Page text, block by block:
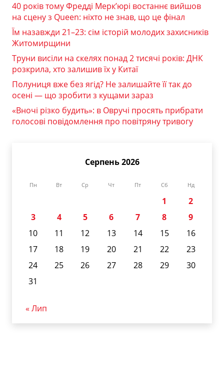
40 років тому Фредді Мерк’юрі востаннє вийшов
на сцену з Queen: ніхто не знав, що це фінал
Їм назавжди 21–23: сім історій молодих захисників
Житомирщини
Труни висіли на скелях понад 2 тисячі років: ДНК
розкрила, хто залишив їх у Китаї
Полуниця вже без ягід? Не залишайте її так до
осені — що зробити з кущами зараз
«Вночі різко будить»: в Овручі просять прибрати
голосові повідомлення про повітряну тривогу
Серпень 2026
Пн Вт Ср Чт Пт Сб Нд
1
2
3
4 5 6 7 8
9
10
11 12 13 14 15
16
17
18 19 20 21 22
23
24
25 26 27 28 29
30
31
« Лип